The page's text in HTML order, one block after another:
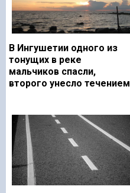
В Ингушетии одного из
тонущих в реке
мальчиков спасли,
второго унесло течением